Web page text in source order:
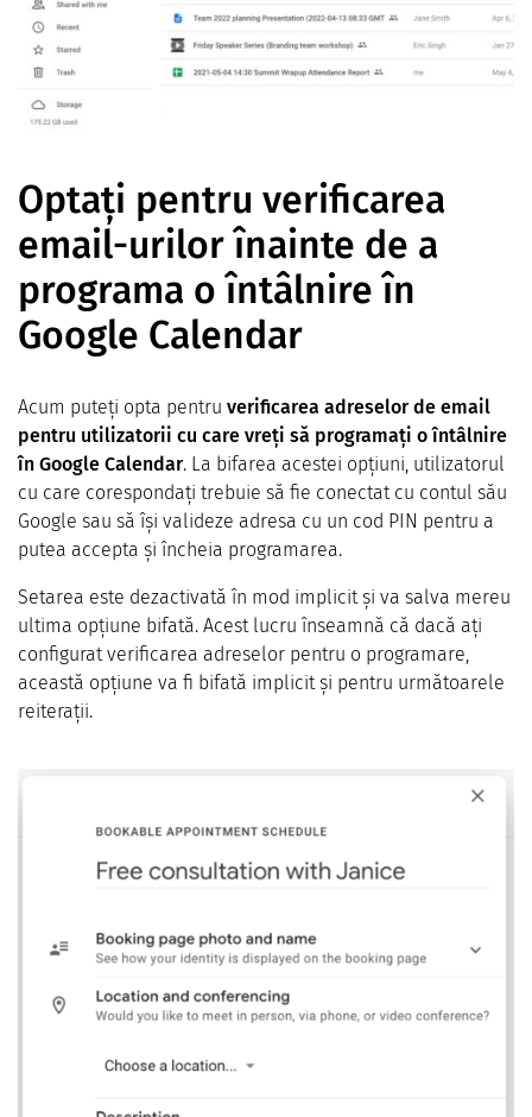
Optați pentru verificarea
email-urilor înainte de a
programa o întâlnire în
Google Calendar
Acum puteți opta pentru verificarea adreselor de email
pentru utilizatorii cu care vreți să programați o întâlnire
în Google Calendar. La bifarea acestei opțiuni, utilizatorul
cu care corespondați trebuie să fie conectat cu contul său
Google sau să își valideze adresa cu un cod PIN pentru a
putea accepta și încheia programarea.
Setarea este dezactivată în mod implicit și va salva mereu
ultima opțiune bifată. Acest lucru înseamnă că dacă ați
configurat verificarea adreselor pentru o programare,
această opțiune va fi bifată implicit și pentru următoarele
reiterații.